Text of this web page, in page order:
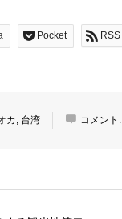
Pocket RSS
カ , 台湾 コメント: